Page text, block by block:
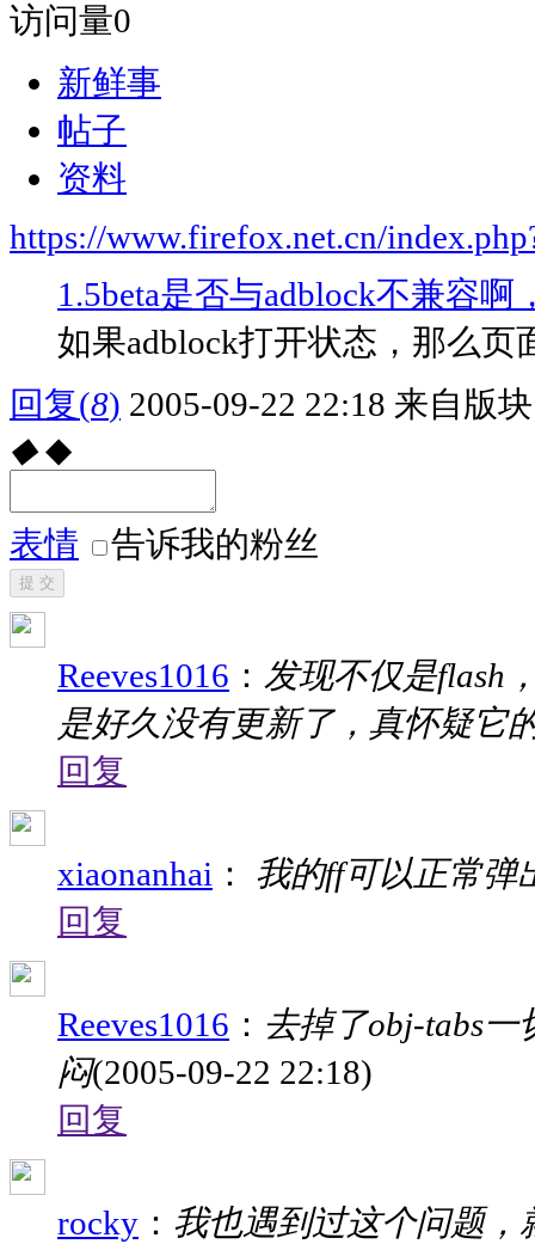
访问量0
新鲜事
帖子
资料
https://www.firefox.net.cn/
1.5beta是否与adblock不兼容
如果adblock打开状态，那么
回复(8) 2005-09-22 22:18 来自版
◆ ◆
表情 告诉我的粉丝
提 交
Reeves1016 ： 发现不仅是flash
是好久没有更新了，真怀疑它
回复
xiaonanhai ：
我的ff可以正常弹
回复
Reeves1016 ： 去掉了obj-tabs
闷(2005-09-22 22:18)
回复
rocky ： 我也遇到过这个问题，